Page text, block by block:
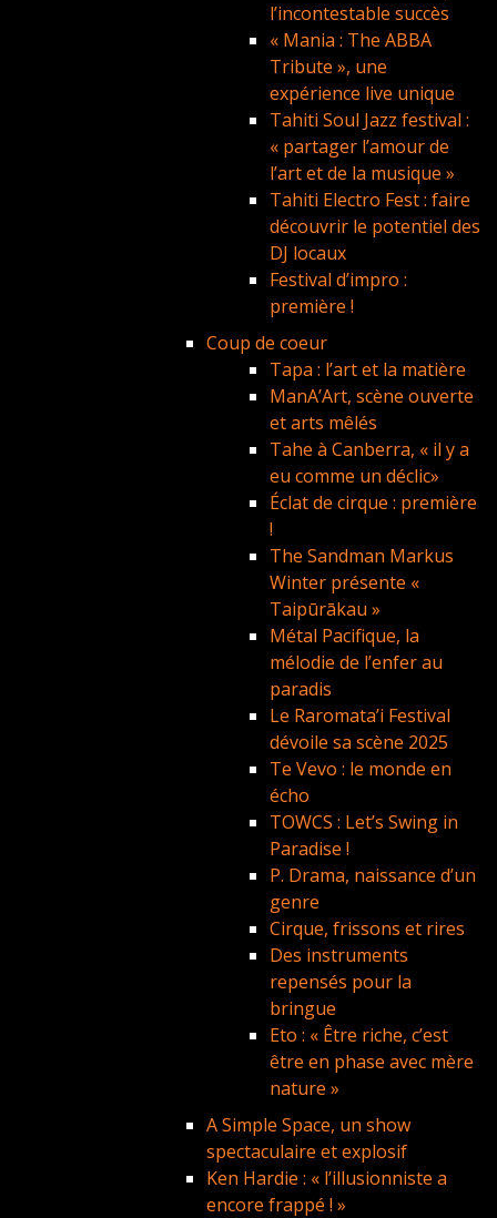
l’incontestable succès
« Mania : The ABBA
Tribute », une
expérience live unique
Tahiti Soul Jazz festival :
« partager l’amour de
l’art et de la musique »
Tahiti Electro Fest : faire
découvrir le potentiel des
DJ locaux
Festival d’impro :
première !
Coup de coeur
Tapa : l’art et la matière
ManA’Art, scène ouverte
et arts mêlés
Tahe à Canberra, « il y a
eu comme un déclic»
Éclat de cirque : première
!
The Sandman Markus
Winter présente «
Taipūrākau »
Métal Pacifique, la
mélodie de l’enfer au
paradis
Le Raromata’i Festival
dévoile sa scène 2025
Te Vevo : le monde en
écho
TOWCS : Let’s Swing in
Paradise !
P. Drama, naissance d’un
genre
Cirque, frissons et rires
Des instruments
repensés pour la
bringue
Eto : « Être riche, c’est
être en phase avec mère
nature »
A Simple Space, un show
spectaculaire et explosif
Ken Hardie : « l’illusionniste a
encore frappé ! »